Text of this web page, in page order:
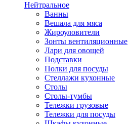
Нейтральное
Ванны
Вешала для мяса
Жироуловители
Зонты вентиляционные
Лари для овощей
Подставки
Полки для посуды
Стеллажи кухонные
Столы
Столы-тумбы
Тележки грузовые
Тележки для посуды